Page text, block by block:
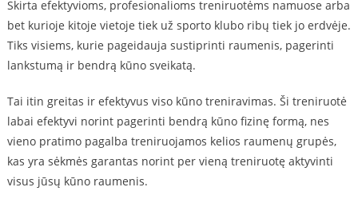
Skirta efektyvioms, profesionalioms treniruotėms namuose arba
bet kurioje kitoje vietoje tiek už sporto klubo ribų tiek jo erdvėje.
Tiks visiems, kurie pageidauja sustiprinti raumenis, pagerinti
lankstumą ir bendrą kūno sveikatą.
Tai itin greitas ir efektyvus viso kūno treniravimas. Ši treniruotė
labai efektyvi norint pagerinti bendrą kūno fizinę formą, nes
vieno pratimo pagalba treniruojamos kelios raumenų grupės,
kas yra sėkmės garantas norint per vieną treniruotę aktyvinti
visus jūsų kūno raumenis.